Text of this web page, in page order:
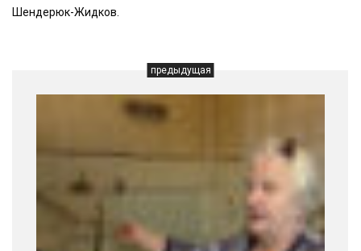
Шендерюк-Жидков.
предыдущая